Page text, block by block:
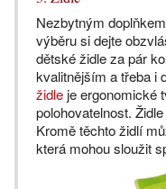
Nezbytným
výběru si dejte
dětské židle za pár
kvalitnějším a třeba i
židle je ergonomické
polohovatelnost.
Kromě těchto židlí
která mohou sloužit